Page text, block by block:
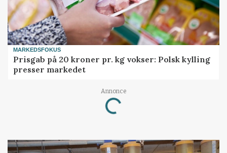
MARKEDSFOKUS
Prisgab på 20 kroner pr. kg vokser: Polsk kylling
presser markedet
Annonce
Loading...